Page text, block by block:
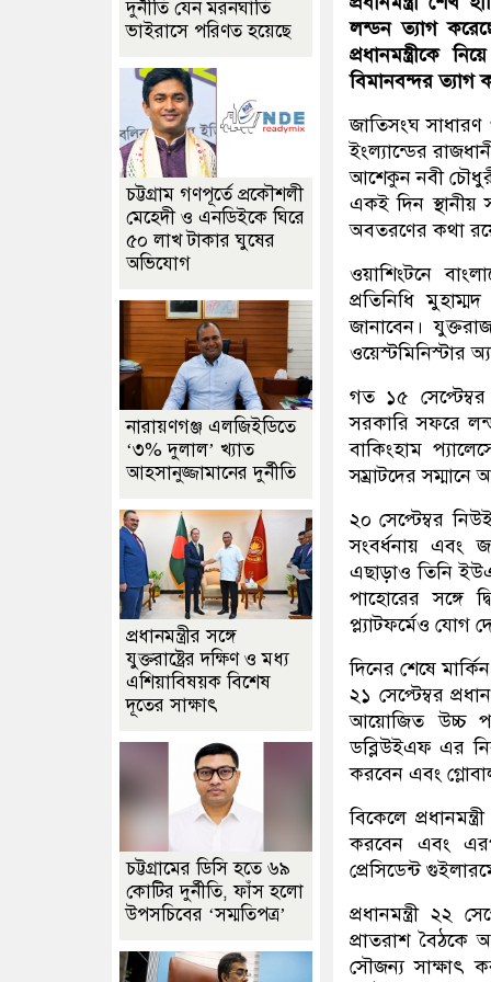
লন্ডন ত্যাগ
প্রধানমন্ত্রীকে
বিমানবন্দর ত্যাগ
জাতিসংঘ সাধারণ
ইংল্যান্ডের
আশেকুন নবী চৌধুরী
একই দিন স্থানীয়
অবতরণের কথা
ওয়াশিংটনে
প্রতিনিধি
জানাবেন।
ওয়েস্টমিনিস্টার
গত ১৫ সেপ্টেম্বর
সরকারি সফরে
বাকিংহাম
সম্রাটদের
২০ সেপ্টেম্বর
সংবর্ধনায় এবং
এছাড়াও তিনি
পাহোরের সঙ্গে
প্ল্যাটফর্মেও যোগ
দিনের শেষে
২১ সেপ্টেম্বর
আয়োজিত উচ্চ
ডব্লিউইএফ এর
করবেন এবং
বিকেলে
করবেন এবং
প্রেসিডেন্ট
প্রধানমন্ত্রী ২২
প্রাতরাশ বৈঠকে
সৌজন্য সাক্ষাৎ
দুর্নীতি যেন মরনঘাতি
ভাইরাসে পরিণত হয়েছে
চট্টগ্রাম গণপূর্তে প্রকৌশলী
মেহেদী ও এনডিইকে ঘিরে
৫০ লাখ টাকার ঘুষের
অভিযোগ
নারায়ণগঞ্জ এলজিইডিতে
‘৩% দুলাল’ খ্যাত
আহসানুজ্জামানের দুর্নীতি
প্রধানমন্ত্রীর সঙ্গে
যুক্তরাষ্ট্রের দক্ষিণ ও মধ্য
এশিয়াবিষয়ক বিশেষ
দূতের সাক্ষাৎ
চট্টগ্রামের ডিসি হতে ৬৯
কোটির দুর্নীতি, ফাঁস হলো
উপসচিবের ‘সম্মতিপত্র’